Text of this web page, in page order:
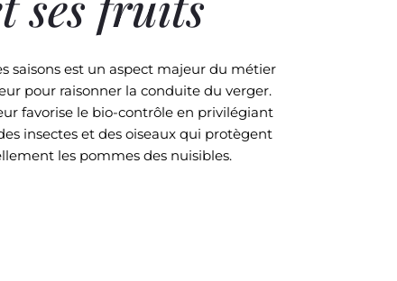
saisons est un aspect majeur du métier
pour raisonner la conduite du verger.
favorise le bio-contrôle en privilégiant
insectes et des oiseaux qui protègent
les pommes des nuisibles.